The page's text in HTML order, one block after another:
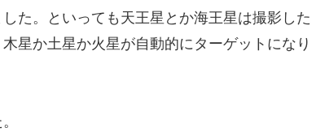
た。といっても天王星とか海王星は撮影した
星か土星か火星が自動的にターゲットになり